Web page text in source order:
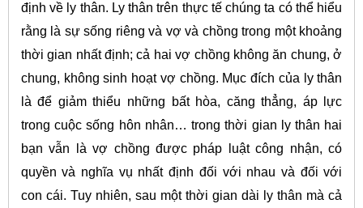
định về ly thân. Ly thân trên thực tế chúng ta có thể hiểu
rằng là sự sống riêng và vợ và chồng trong một khoảng
thời gian nhất định; cả hai vợ chồng không ăn chung, ở
chung, không sinh hoạt vợ chồng. Mục đích của ly thân
là để giảm thiểu những bất hòa, căng thẳng, áp lực
trong cuộc sống hôn nhân… trong thời gian ly thân hai
bạn vẫn là vợ chồng được pháp luật công nhận, có
quyền và nghĩa vụ nhất định đối với nhau và đối với
con cái. Tuy nhiên, sau một thời gian dài ly thân mà cả